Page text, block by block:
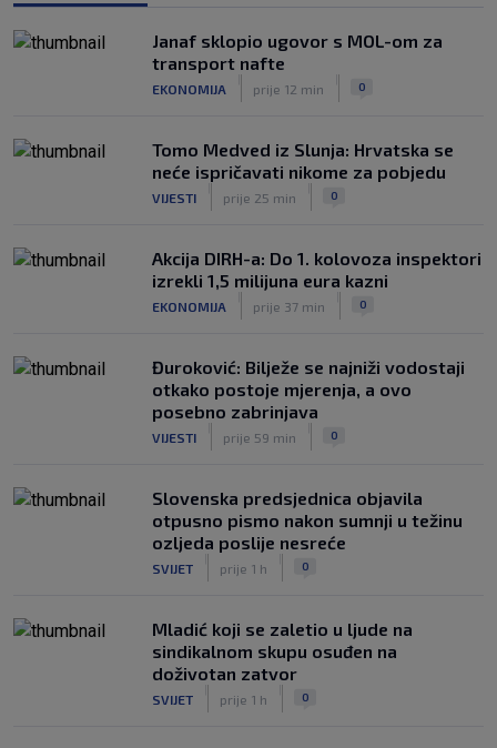
Janaf sklopio ugovor s MOL-om za
transport nafte
EKONOMIJA prije 12 min 0
Tomo Medved iz Slunja: Hrvatska se
neće ispričavati nikome za pobjedu
VIJESTI prije 25 min 0
Akcija DIRH-a: Do 1. kolovoza inspektori
izrekli 1,5 milijuna eura kazni
EKONOMIJA prije 37 min 0
Đuroković: Bilježe se najniži vodostaji
otkako postoje mjerenja, a ovo
posebno zabrinjava
VIJESTI prije 59 min 0
Slovenska predsjednica objavila
otpusno pismo nakon sumnji u težinu
ozljeda poslije nesreće
SVIJET prije 1 h 0
Mladić koji se zaletio u ljude na
sindikalnom skupu osuđen na
doživotan zatvor
SVIJET prije 1 h 0